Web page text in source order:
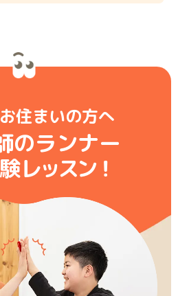
住まいの方へ
のランナー
レッスン！